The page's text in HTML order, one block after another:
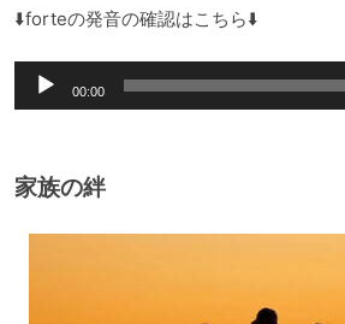
レ
ー
⬇️forteの発音の確認はこちら⬇️
声
レ
00:00
家族の絆